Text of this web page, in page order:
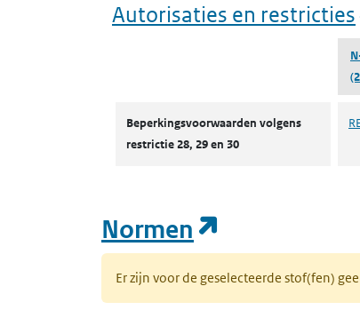
Autorisaties en restricties
Beperkingsvoorwaarden volgens
restrictie 28, 29 en 30
Normen
Er zijn voor de geselecteerde stof(fen)